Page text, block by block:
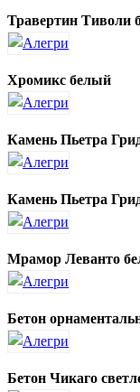
Травертин Тиволи
Хромикс белый
Камень Пьетра
Камень Пьетра
Мрамор Леванто
Бетон
Бетон Чикаго